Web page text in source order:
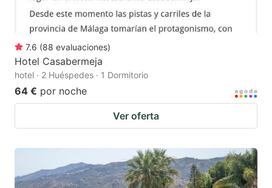
7.6 (88 evaluaciones)
Hotel Casabermeja
hotel · 2 Huéspedes · 1 Dormitorio
64 € por noche
Ver oferta